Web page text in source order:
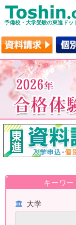
予備校・大学受験の東進ドッ
キーワ
大学